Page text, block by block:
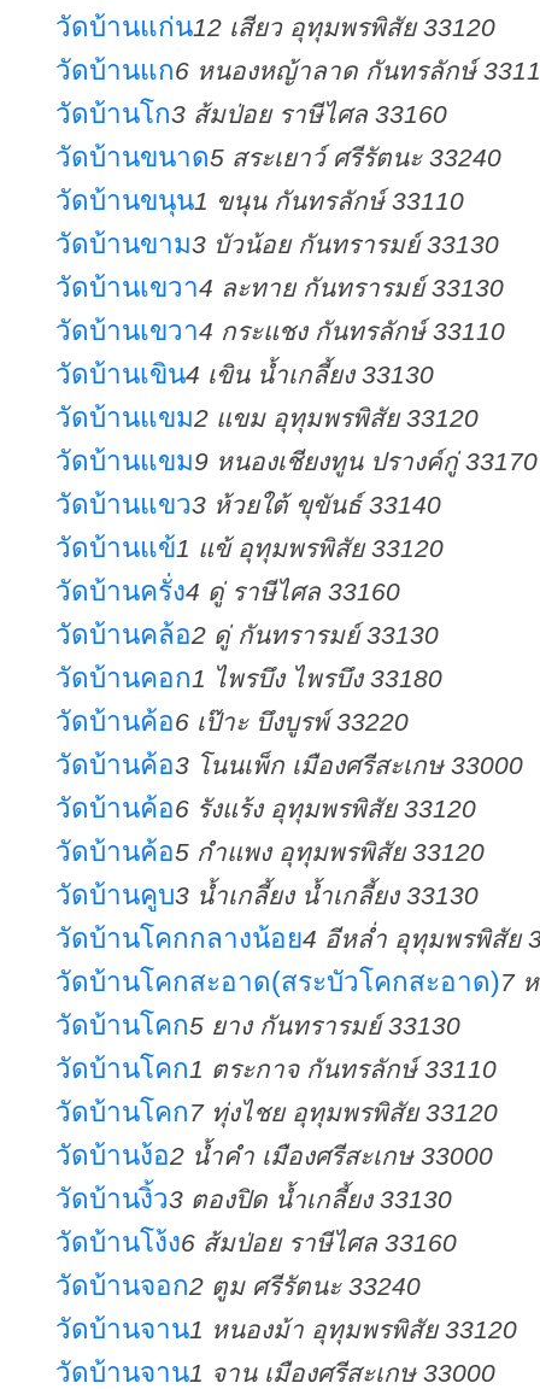
วัดบ้านแก่น12 เสียว อุทุมพรพิสัย 33120
วัดบ้านแก6 หนองหญ้าลาด กันทรลักษ์
วัดบ้านโก3 ส้มป่อย ราษีไศล 33160
วัดบ้านขนาด5 สระเยาว์ ศรีรัตนะ 33240
วัดบ้านขนุน1 ขนุน กันทรลักษ์ 33110
วัดบ้านขาม3 บัวน้อย กันทรารมย์ 33130
วัดบ้านเขวา4 ละทาย กันทรารมย์ 33130
วัดบ้านเขวา4 กระแชง กันทรลักษ์ 33110
วัดบ้านเขิน4 เขิน น้ำเกลี้ยง 33130
วัดบ้านแขม2 แขม อุทุมพรพิสัย 33120
วัดบ้านแขม9 หนองเชียงทูน ปรางค์กู่ 33170
วัดบ้านแขว3 ห้วยใต้ ขุขันธ์ 33140
วัดบ้านแข้1 แข้ อุทุมพรพิสัย 33120
วัดบ้านครั่ง4 ดู่ ราษีไศล 33160
วัดบ้านคล้อ2 ดู่ กันทรารมย์ 33130
วัดบ้านคอก1 ไพรบึง ไพรบึง 33180
วัดบ้านค้อ6 เป๊าะ บึงบูรพ์ 33220
วัดบ้านค้อ3 โนนเพ็ก เมืองศรีสะเกษ 33000
วัดบ้านค้อ6 รังแร้ง อุทุมพรพิสัย 33120
วัดบ้านค้อ5 กำแพง อุทุมพรพิสัย 33120
วัดบ้านคูบ3 น้ำเกลี้ยง น้ำเกลี้ยง 33130
วัดบ้านโคกกลางน้อย4 อีหล่ำ อุทุมพรพิสัย
วัดบ้านโคกสะอาด(สระบัวโคกสะอาด)7
วัดบ้านโคก5 ยาง กันทรารมย์ 33130
วัดบ้านโคก1 ตระกาจ กันทรลักษ์ 33110
วัดบ้านโคก7 ทุ่งไชย อุทุมพรพิสัย 33120
วัดบ้านง้อ2 น้ำคำ เมืองศรีสะเกษ 33000
วัดบ้านงิ้ว3 ตองปิด น้ำเกลี้ยง 33130
วัดบ้านโง้ง6 ส้มป่อย ราษีไศล 33160
วัดบ้านจอก2 ตูม ศรีรัตนะ 33240
วัดบ้านจาน1 หนองม้า อุทุมพรพิสัย 33120
วัดบ้านจาน1 จาน เมืองศรีสะเกษ 33000